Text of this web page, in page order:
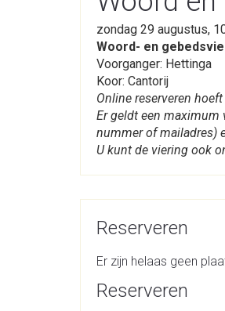
zondag 29 augustus,
Woord- en
Voorganger: Hettinga
Koor: Cantorij
Online reserveren
Er geldt een maximum
nummer of mailadres)
U kunt de viering ook
Reserveren
Er zijn helaas geen
Reserveren